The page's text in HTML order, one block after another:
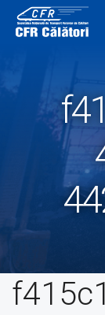
content